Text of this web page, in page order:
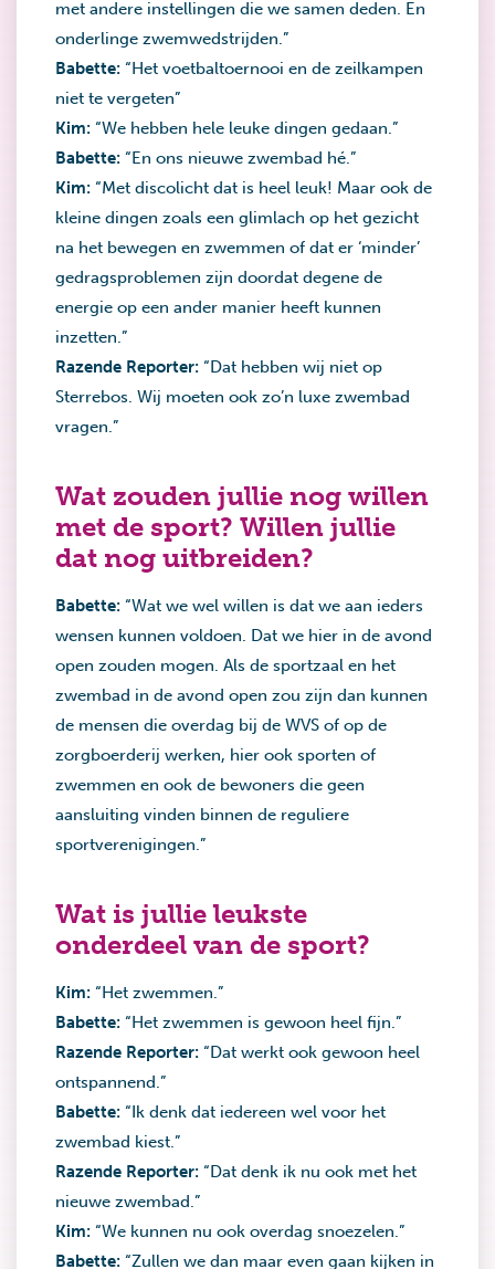
met andere instellingen die we samen deden. En
onderlinge zwemwedstrijden.”
Babette: “Het voetbaltoernooi en de zeilkampen
niet te vergeten”
Kim: “We hebben hele leuke dingen gedaan.”
Babette: “En ons nieuwe zwembad hé.”
Kim: “Met discolicht dat is heel leuk! Maar ook de
kleine dingen zoals een glimlach op het gezicht
na het bewegen en zwemmen of dat er ‘minder’
gedragsproblemen zijn doordat degene de
energie op een ander manier heeft kunnen
inzetten.”
Razende Reporter: “Dat hebben wij niet op
Sterrebos. Wij moeten ook zo’n luxe zwembad
vragen.”
Wat zouden jullie nog willen
met de sport? Willen jullie
dat nog uitbreiden?
Babette: “Wat we wel willen is dat we aan ieders
wensen kunnen voldoen. Dat we hier in de avond
open zouden mogen. Als de sportzaal en het
zwembad in de avond open zou zijn dan kunnen
de mensen die overdag bij de WVS of op de
zorgboerderij werken, hier ook sporten of
zwemmen en ook de bewoners die geen
aansluiting vinden binnen de reguliere
sportverenigingen.”
Wat is jullie leukste
onderdeel van de sport?
Kim: “Het zwemmen.”
Babette: “Het zwemmen is gewoon heel fijn.”
Razende Reporter: “Dat werkt ook gewoon heel
ontspannend.”
Babette: “Ik denk dat iedereen wel voor het
zwembad kiest.”
Razende Reporter: “Dat denk ik nu ook met het
nieuwe zwembad.”
Kim: “We kunnen nu ook overdag snoezelen.”
Babette: “Zullen we dan maar even gaan kijken in